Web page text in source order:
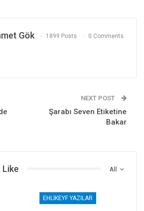
Gök 1899 Posts 0 Comments
NEXT POST
Şarabı Seven Etiketine
Bakar
All
Like
EHLIKEYF YAZILAR